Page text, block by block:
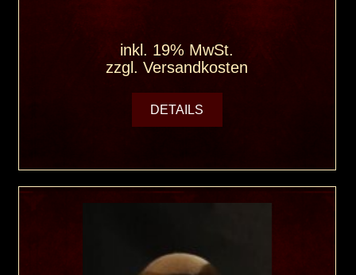
inkl. 19% MwSt.
zzgl.Versandkosten
DETAILS